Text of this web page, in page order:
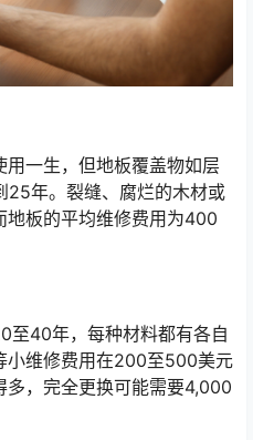
一生，但地板覆盖物如层
25年。裂缝、腐烂的木材或
地板的平均维修费用为400
至40年，每种材料都有各自
小维修费用在200至500美元
多，完全更换可能需要4,000